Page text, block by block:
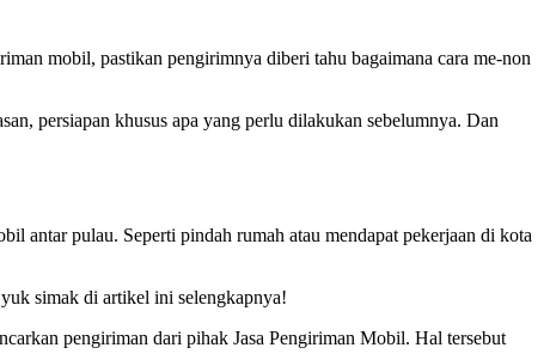
mobil, pastikan pengirimnya diberi tahu bagaimana cara me-non
persiapan khusus apa yang perlu dilakukan sebelumnya. Dan
antar pulau. Seperti pindah rumah atau mendapat pekerjaan di kota
simak di artikel ini selengkapnya!
pengiriman dari pihak Jasa Pengiriman Mobil. Hal tersebut